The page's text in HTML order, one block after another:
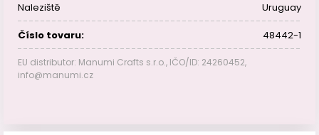
Naleziště Uruguay
Číslo tovaru: 48442-1
EU distributor: Manumi Crafts s.r.o., IČO/ID: 24260452,
info@manumi.cz